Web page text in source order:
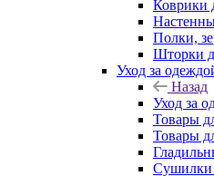
Коврики
Полки,
Шторки
Уход за
Назад
Уход за
Товары
Товары
Сушилки